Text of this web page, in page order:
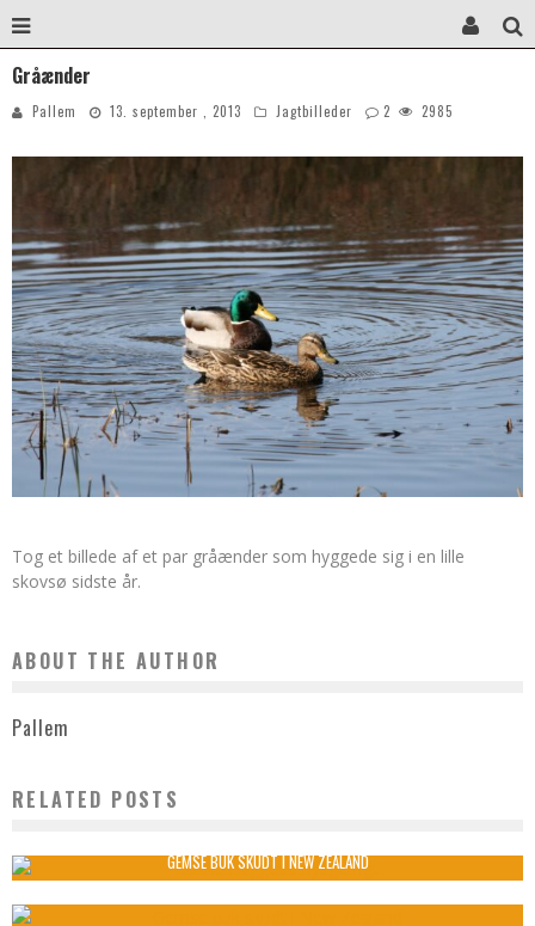
Gråænder
Pallem 13. september , 2013 Jagtbilleder 2 2985
Tog et billede af et par gråænder som hyggede sig i en lille
skovsø sidste år.
ABOUT THE AUTHOR
Pallem
RELATED POSTS
GEMSE BUK SKUDT I NEW ZEALAND